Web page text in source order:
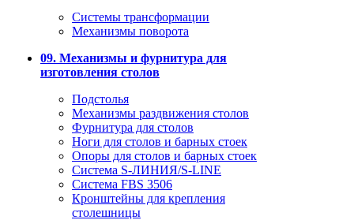
Системы трансформации
Механизмы поворота
09. Механизмы и фурнитура для
изготовления столов
Подстолья
Механизмы раздвижения столов
Фурнитура для столов
Ноги для столов и барных стоек
Опоры для столов и барных стоек
Система S-ЛИНИЯ/S-LINE
Система FBS 3506
Кронштейны для крепления
столешницы